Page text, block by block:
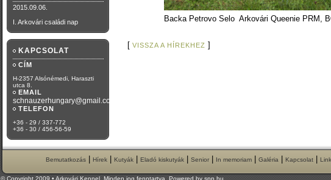
2015.09.06.
I. Arkovári családi nap
KAPCSOLAT
CÍM
H-2357 Alsónémedi, Haraszti
utca 8.
EMAIL
schnauzerhungary@gmail.com
TELEFON
+36 - 29 / 337-772
+36 - 30 / 456-56-59
Backa Petrovo Selo Arkovári Queenie PRM,
[ VISSZA A HÍREKHEZ ]
Bemutatkozás| Hírek| Kutyák| Eladó kiskutyák| Senior| In memoriam| Galéria| Kapcsolat|
© Copyright 2009 • Arkovári Kennel. Minden jog fenntartva. Powered by spp.hu